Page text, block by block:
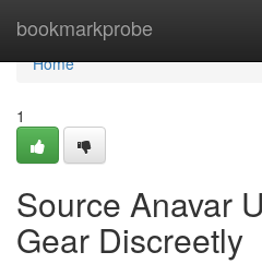
bookmarkprobe
Home
Home
1
Source Anavar
Gear Discreetly